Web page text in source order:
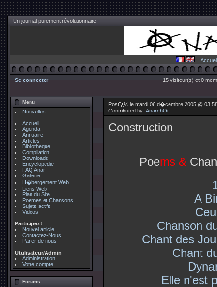
Un journal purement révolutionnaire
Accueil
Se connecter 15 visiteur(s) et 0
Menu
Nouvelles
Accueil
Agenda
Annuaire
Articles
Bibliotheque
Compilation
Downloads
Encyclopedie
FAQ Anar
Gallerie
H�bergement Web
Liens Web
Plan du Site
Poemes et Chansons
Sujets actifs
Videos
Participez!
Nouvel article
Contactez-Nous
Parler de nous
Utulisateur/Admin
Administration
Votre compte
Forums
Postï¿½ le mardi 06 d�cembre 2005 @
Contributed by: AnarchOi
Construction
Poems & Chan
A
Chanson
Chant des
Chant
Elle n'est